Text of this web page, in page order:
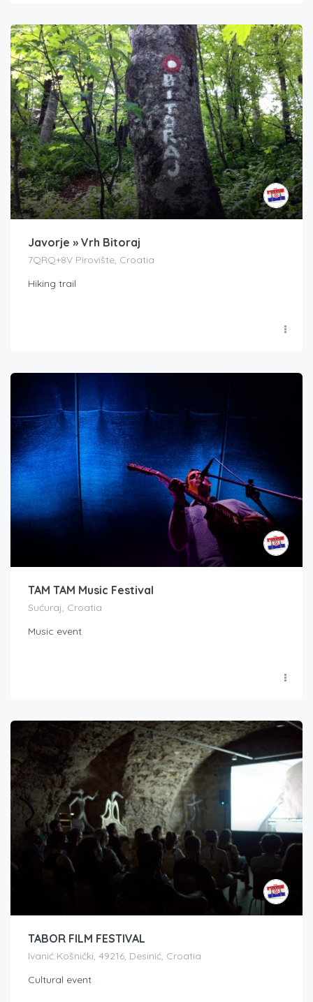
Javorje » Vrh Bitoraj
7QRQ+8V Pirovište, Croatia
Hiking trail
TAM TAM Music Festival
Sućuraj, Croatia
Music event
TABOR FILM FESTIVAL
Ivanić Košnički, 49216, Desinić, Croatia
Cultural event